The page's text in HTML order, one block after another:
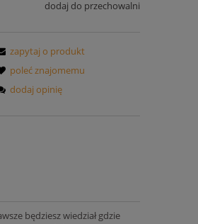
dodaj do przechowalni
zapytaj o produkt
poleć znajomemu
dodaj opinię
będziesz wiedział gdzie